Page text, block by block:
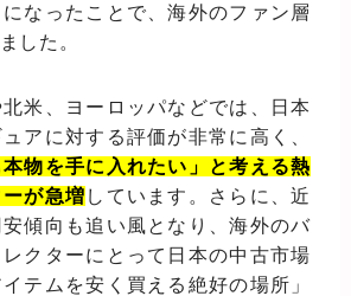
なったことで、海外のファン層
した。
米、ヨーロッパなどでは、日本
アに対する評価が非常に高く、
本物を手に入れたい」と考える熱
が急増 しています。さらに、近
傾向も追い風となり、海外のバ
クターにとって日本の中古市場
テムを安く買える絶好の場所」